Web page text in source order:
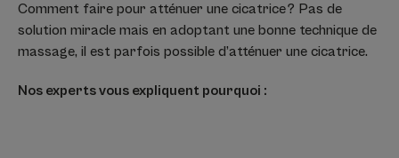
Comment faire pour atténuer une cicatrice ? Pas de
solution miracle mais en adoptant une bonne technique de
massage, il est parfois possible d’atténuer une cicatrice.
Nos experts vous expliquent pourquoi :